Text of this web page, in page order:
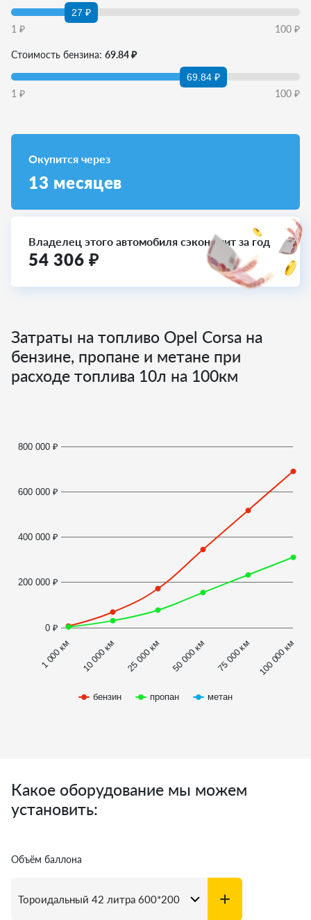
27 ₽
1 ₽ 100 ₽
Стоимость бензина: 69.84 ₽
69.84 ₽
1 ₽ 100 ₽
Окупится через
13 месяцев
Владелец этого автомобиля сэкономит за год
54 306 ₽
Затраты на топливо Opel Corsa на
бензине, пропане и метане при
расходе топлива 10л на 100км
бензин пропан метан
1 000 км 10 000 км 25 000 км 50 000 км 75 000 км 100 000 км
0 ₽
200 000 ₽
400 000 ₽
600 000 ₽
800 000 ₽
Какое оборудование мы можем
установить:
Объём баллона